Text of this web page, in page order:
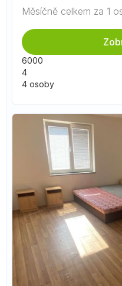
Měsíčně celkem za 1
6000
4
4 osoby